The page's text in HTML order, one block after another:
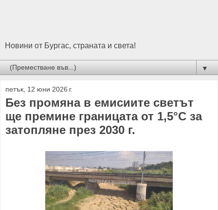
Новини от Бургас, страната и света!
▼
петък, 12 юни 2026 г.
Без промяна в емисиите светът
ще премине границата от 1,5°C за
затопляне през 2030 г.